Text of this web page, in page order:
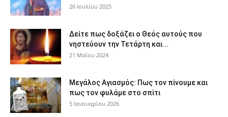
26 Ιουλίου 2025
Δείτε πως δοξάζει ο Θεός αυτούς που
νηστεύουν την Τετάρτη και...
21 Μαΐου 2024
Μεγάλος Αγιασμός: Πως τον πίνουμε και
πως τον φυλάμε στο σπίτι
5 Ιανουαρίου 2026